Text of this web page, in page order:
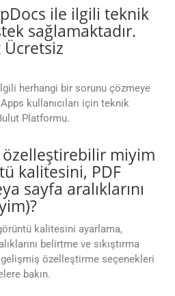
ile ilgili teknik
sağlamaktadır.
herhangi bir sorunu çözmeye
kullanıcıları için teknik
Platformu.
özelleştirebilir miyim
kalitesini, PDF
sayfa aralıklarını
kalitesini ayarlama,
belirtme ve sıkıştırma
özelleştirme seçenekleri
bakın.